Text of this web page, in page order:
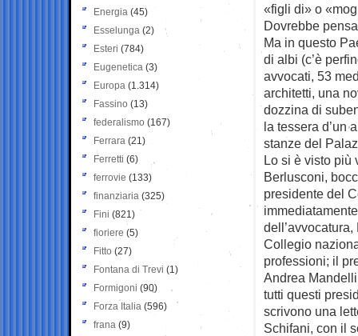
«figli di» o
Dovrebbe
Ma in questo
di albi (c’è
avvocati, 53
architetti, una
dozzina di
la tessera d’un
stanze del
Lo si è visto più
Berlusconi,
presidente del
Collegio
professioni; il
Andrea
tutti questi
scrivono una
Schifani, con il
Energia (45)
Esselunga (2)
Esteri (784)
Eugenetica (3)
Europa (1.314)
Fassino (13)
federalismo (167)
Ferrara (21)
Ferretti (6)
ferrovie (133)
finanziaria (325)
Fini (821)
fioriere (5)
Fitto (27)
Fontana di Trevi (1)
Formigoni (90)
Forza Italia (596)
frana (9)